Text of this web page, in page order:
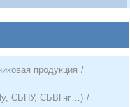
продукция /
СБПУ, СБВГнг…) /